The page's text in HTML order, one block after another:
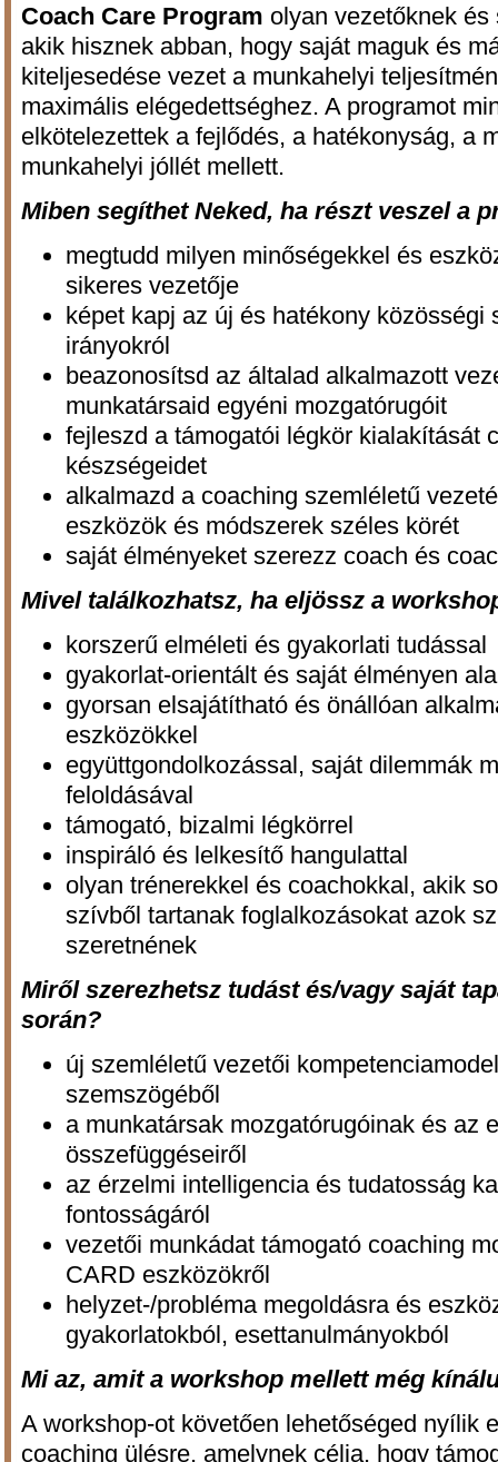
Coach Care Program olyan vezetőknek
akik hisznek abban, hogy saját maguk és
kiteljesedése vezet a munkahelyi
maximális elégedettséghez. A programot
elkötelezettek a fejlődés, a hatékonyság, a
munkahelyi jóllét mellett.
Miben segíthet Neked, ha részt veszel a
megtudd milyen minőségekkel és
sikeres vezetője
képet kapj az új és hatékony közösségi
irányokról
beazonosítsd az általad alkalmazott
munkatársaid egyéni mozgatórugóit
fejleszd a támogatói légkör kialakítását
készségeidet
alkalmazd a coaching szemléletű
eszközök és módszerek széles körét
saját élményeket szerezz coach és
Mivel találkozhatsz, ha eljössz a
korszerű elméleti és gyakorlati tudással
gyakorlat-orientált és saját élményen
gyorsan elsajátítható és önállóan
eszközökkel
együttgondolkozással, saját dilemmák
feloldásával
támogató, bizalmi légkörrel
inspiráló és lelkesítő hangulattal
olyan trénerekkel és coachokkal, akik
szívből tartanak foglalkozásokat azok
szeretnének
Miről szerezhetsz tudást és/vagy saját
során?
új szemléletű vezetői
szemszögéből
a munkatársak mozgatórugóinak és az
összefüggéseiről
az érzelmi intelligencia és tudatosság
fontosságáról
vezetői munkádat támogató coaching
CARD eszközökről
helyzet-/probléma megoldásra és
gyakorlatokból, esettanulmányokból
Mi az, amit a workshop mellett még
A workshop-ot követően lehetőséged nyílik
coaching ülésre, amelynek célja, hogy